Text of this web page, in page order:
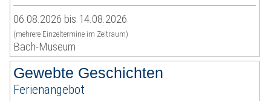
06.08.2026 bis 14.08.2026
(mehrere Einzeltermine im Zeitraum)
Bach-Museum
Gewebte Geschichten
Ferienangebot